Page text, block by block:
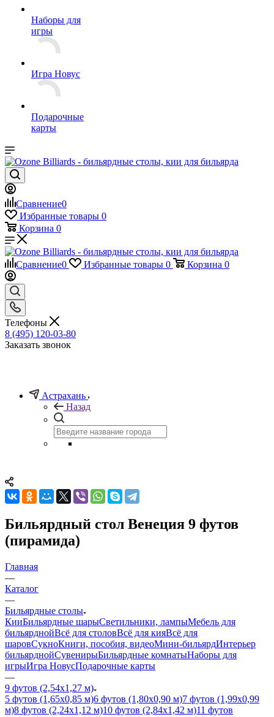
Наборы для
игры
Игра Новус
Подарочные
карты
Сравнение0
Избранные товары 0
Корзина 0
Сравнение0 Избранные товары 0 Корзина 0
Телефоны
8 (495) 120-03-80
Заказать звонок
Астрахань
Назад
Бильярдный стол Венеция 9 футов
(пирамида)
Главная
—
Каталог
—
Бильярдные столы
КииБильярдные шарыСветильники, лампыМебель для
бильярднойВсё для столовВсё для кияВсё для
шаровСукноКниги, пособия, видеоМини-бильярдИнтерьер
бильярднойСувенирыБильярдные комнатыНаборы для
игрыИгра НовусПодарочные карты
—
9 футов (2,54х1,27 м)
5 футов (1,65х0,85 м)6 футов (1,80х0,90 м)7 футов (1,99х0,99
м)8 футов (2,24х1,12 м)10 футов (2,84х1,42 м)11 футов